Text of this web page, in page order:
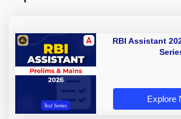
RBI Assistant
Explore